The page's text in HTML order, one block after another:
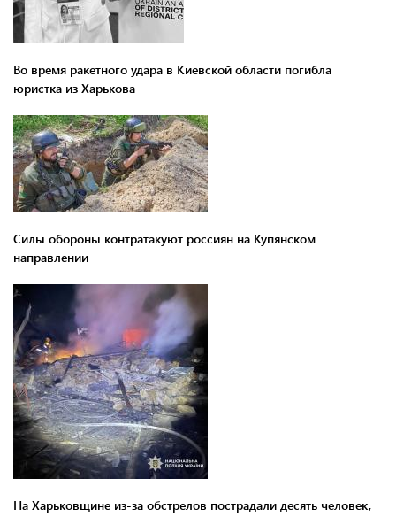
Во время ракетного удара в Киевской области погибла
юристка из Харькова
Силы обороны контратакуют россиян на Купянском
направлении
На Харьковщине из-за обстрелов пострадали десять человек,